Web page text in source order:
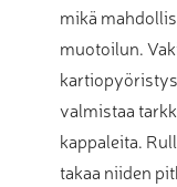
mikä
muotoilun.
valmistaa
kappaleita.
takaa niiden